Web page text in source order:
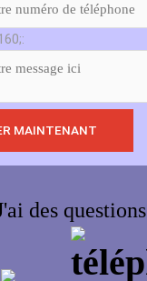
des questions